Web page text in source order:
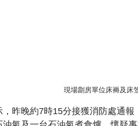
現場劏房單位床褥及床
昨晚約7時15分接獲消防處通